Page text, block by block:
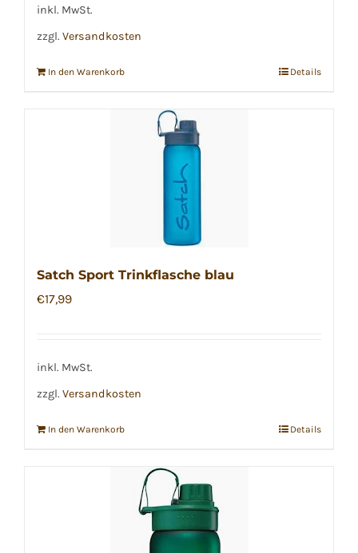
inkl. MwSt.
zzgl. Versandkosten
In den Warenkorb Details
Satch Sport Trinkflasche blau
€17,99
inkl. MwSt.
zzgl. Versandkosten
In den Warenkorb Details